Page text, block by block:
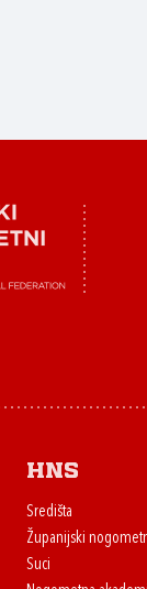
HNS
Središta
Županijski
Suci